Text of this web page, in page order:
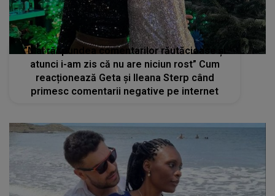
”Mai răspundea comentarilor răutăcioase și
atunci i-am zis că nu are niciun rost” Cum
reacționează Geta și Ileana Sterp când
primesc comentarii negative pe internet